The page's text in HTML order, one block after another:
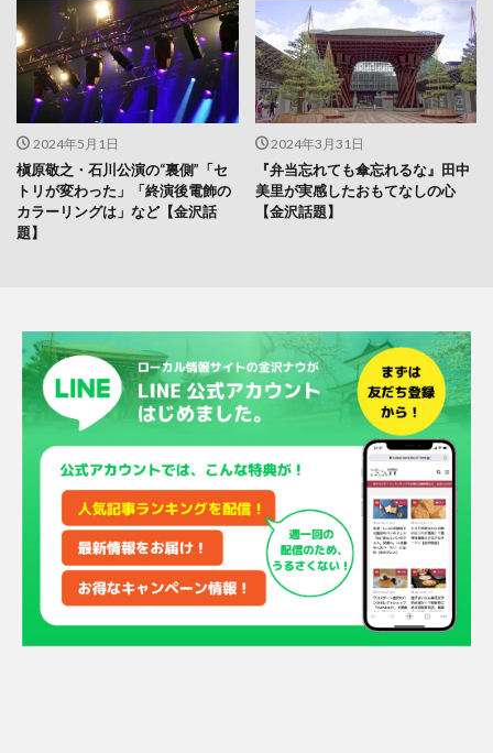
2024年5月1日
槇原敬之・石川公演の“裏側”「セ
トリが変わった」「終演後電飾の
カラーリングは」など【金沢話
題】
2024年3月31日
『弁当忘れても傘忘れるな』田中
美里が実感したおもてなしの心
【金沢話題】